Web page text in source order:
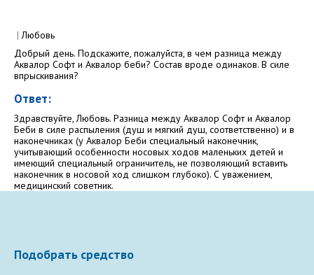
Как Вас зовут
Электронная почта
|Любовь
Добрый день. Подскажите, пожалуйста, в чем разница между
Аквалор Софт и Аквалор беби? Состав вроде одинаков. В силе
впрыскивания?
Ответ:
Здравствуйте, Любовь. Разница между Аквалор Софт и Аквалор
Беби в силе распыления (душ и мягкий душ, соответственно) и в
наконечниках (у Аквалор Беби специальный наконечник,
учитывающий особенности носовых ходов маленьких детей и
имеющий специальный ограничитель, не позволяющий вставить
наконечник в носовой ход слишком глубоко). С уважением,
медицинский советник.
Подобрать средство